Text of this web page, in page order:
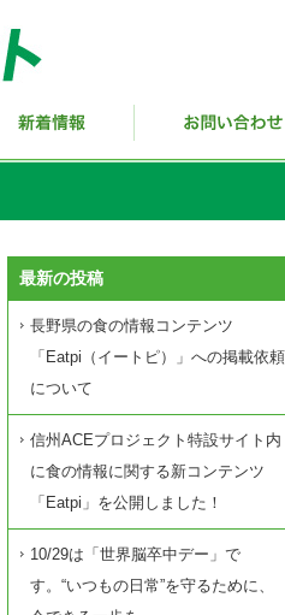
最新の投稿
長野県の食の情報コンテンツ
「Eatpi（イートピ）」への掲載依頼
について
信州ACEプロジェクト特設サイト内
に食の情報に関する新コンテンツ
「Eatpi」を公開しました！
10/29は「世界脳卒中デー」で
す。“いつもの日常”を守るために、